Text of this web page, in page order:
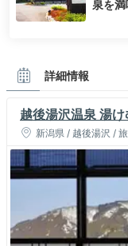
泉を満
詳細情報
越後湯沢温泉 湯
新潟県 / 越後湯沢 /